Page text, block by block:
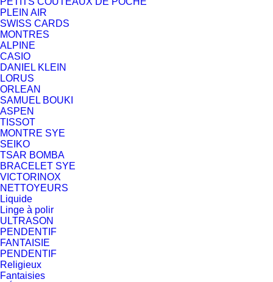
PLEIN AIR
SWISS CARDS
MONTRES
ALPINE
CASIO
DANIEL KLEIN
LORUS
ORLEAN
SAMUEL BOUKI
ASPEN
TISSOT
MONTRE SYE
SEIKO
TSAR BOMBA
BRACELET SYE
VICTORINOX
NETTOYEURS
Liquide
Linge à polir
ULTRASON
PENDENTIF
FANTAISIE
PENDENTIF
Religieux
Fantaisies